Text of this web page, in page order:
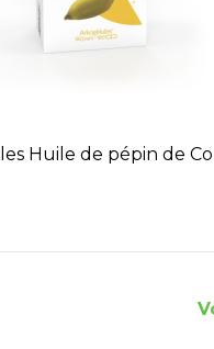
Huile de pépin de